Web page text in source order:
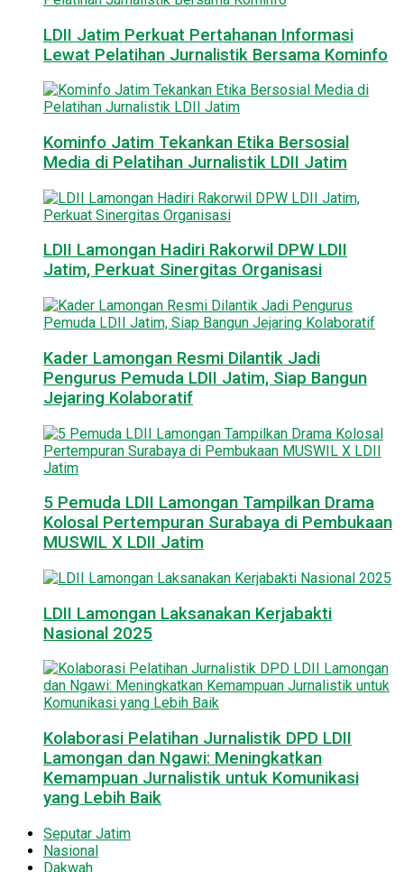
LDII Jatim Perkuat Pertahanan Informasi
Lewat Pelatihan Jurnalistik Bersama Kominfo
Kominfo Jatim Tekankan Etika Bersosial
Media di Pelatihan Jurnalistik LDII Jatim
LDII Lamongan Hadiri Rakorwil DPW LDII
Jatim, Perkuat Sinergitas Organisasi
Kader Lamongan Resmi Dilantik Jadi
Pengurus Pemuda LDII Jatim, Siap Bangun
Jejaring Kolaboratif
5 Pemuda LDII Lamongan Tampilkan Drama
Kolosal Pertempuran Surabaya di Pembukaan
MUSWIL X LDII Jatim
LDII Lamongan Laksanakan Kerjabakti
Nasional 2025
Kolaborasi Pelatihan Jurnalistik DPD LDII
Lamongan dan Ngawi: Meningkatkan
Kemampuan Jurnalistik untuk Komunikasi
yang Lebih Baik
Seputar Jatim
Nasional
Dakwah